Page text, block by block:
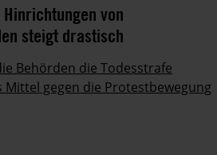
von
steigt drastisch
Behörden die Todesstrafe
Mittel gegen die Protestbewegung